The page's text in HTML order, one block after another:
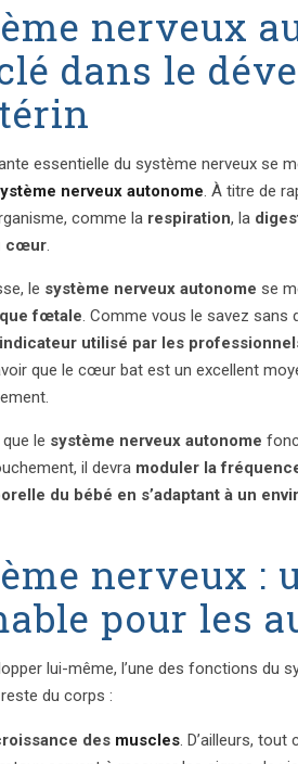
nerveux
dans le
essentielle du système nerveux se
nerveux autonome. À titre de
comme la respiration, la
cœur.
le système nerveux autonome se
fœtale. Comme vous le savez sans
utilisé par les
que le cœur bat est un excellent
le système nerveux autonome
il devra moduler la
du bébé en s’adaptant à un
nerveux :
pour les
lui-même, l’une des fonctions du
du corps :
des muscles. D’ailleurs,